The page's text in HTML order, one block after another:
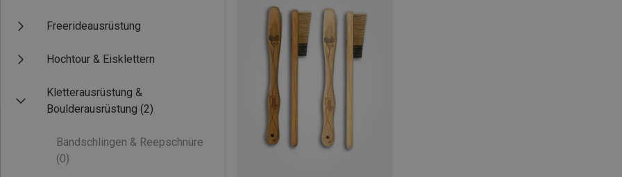
Freerideausrüstung
Hochtour & Eisklettern
Kletterausrüstung &
Boulderausrüstung (2)
Bandschlingen & Reepschnüre
(0)